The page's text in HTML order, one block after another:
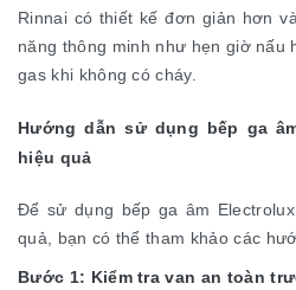
Rinnai có thiết kế đơn giản hơn
năng thông minh như hẹn giờ nấu
gas khi không có cháy.
Hướng dẫn sử dụng bếp ga
hiệu quả
Để sử dụng bếp ga âm
quả, bạn có thể tham khảo các
Bước 1: Kiểm tra van an toàn